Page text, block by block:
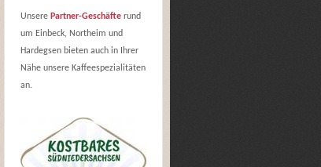
Unsere Partner-Geschäfte rund
um Einbeck, Northeim und
Hardegsen bieten auch in Ihrer
Nähe unsere Kaffeespezialitäten
an.